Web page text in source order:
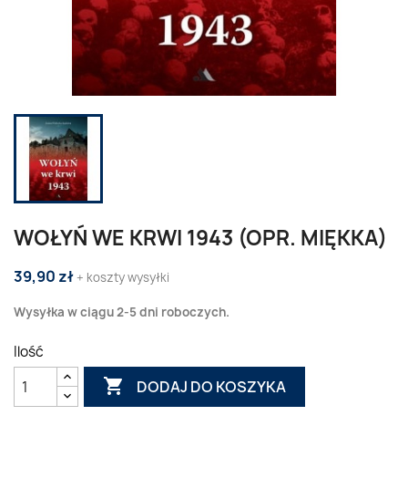
WOŁYŃ WE KRWI 1943 (OPR. MIĘKKA)
39,90 zł + koszty wysyłki
Wysyłka w ciągu 2-5 dni roboczych.
Ilość
 DODAJ DO KOSZYKA